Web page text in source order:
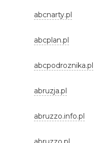
abcnarty.pl
abcplan.pl
abcpodroznika.pl
abruzja.pl
abruzzo.info.pl